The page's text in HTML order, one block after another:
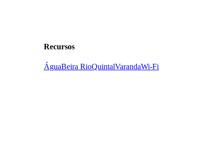
Recursos
ÁguaBeira RioQuintalVarandaWi-Fi